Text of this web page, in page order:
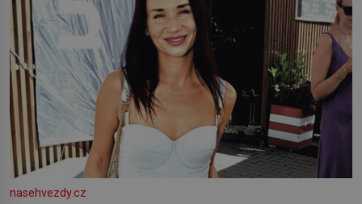
nasehvezdy.cz